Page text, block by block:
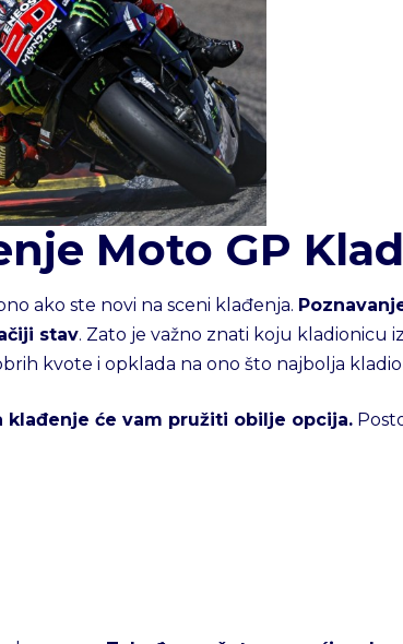
Moto GP
ako ste novi na sceni klađenja.
stav. Zato je važno znati koju kladionicu
kvote i opklada na ono što najbolja
klađenje će vam pružiti obilje opcija.